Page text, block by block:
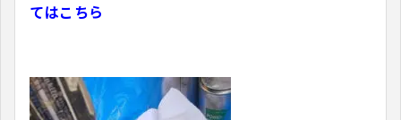
てはこちら